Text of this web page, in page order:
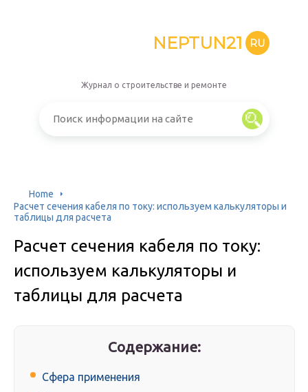
NEPTUN21 RU
Журнал о строительстве и ремонте
Home
Расчет сечения кабеля по току: используем калькуляторы и
таблицы для расчета
Расчет сечения кабеля по току:
используем калькуляторы и
таблицы для расчета
Содержание:
Сфера применения